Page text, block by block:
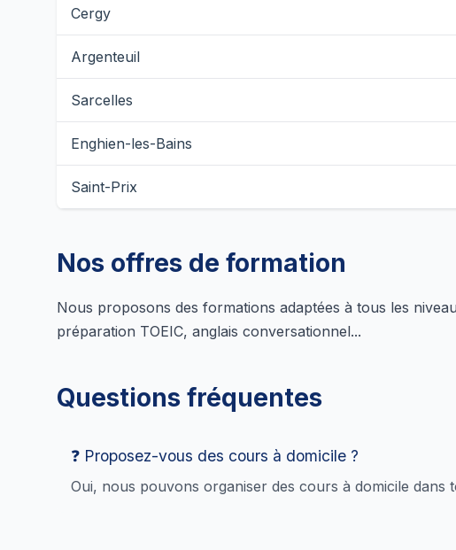
Cergy
Argenteuil
Sarcelles
Enghien-les-Bains
Saint-Prix
Nos offres de formation
Nous proposons des formations adaptées à tous les
préparation TOEIC, anglais conversationnel...
Questions fréquentes
❓ Proposez-vous des cours à domicile ?
Oui, nous pouvons organiser des cours à domicile dans